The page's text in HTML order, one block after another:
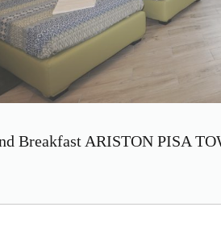
Breakfast ARISTON PISA